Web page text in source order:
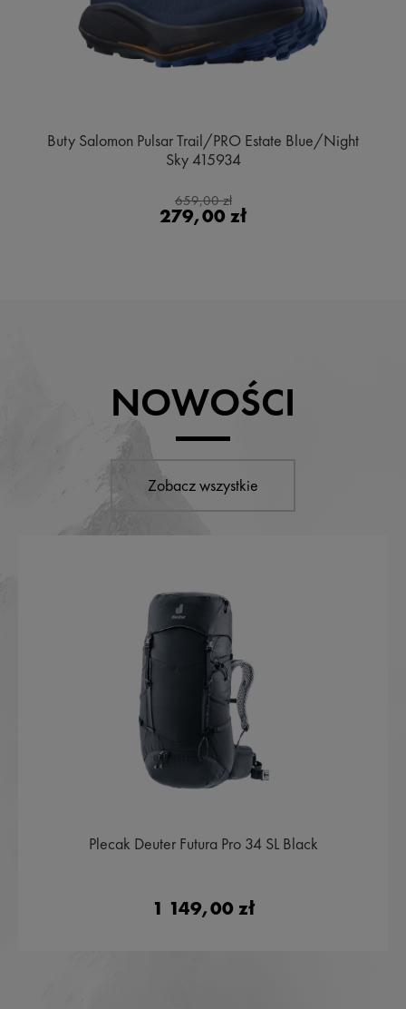
Buty Salomon Pulsar Trail/PRO Estate Blue/Night
Sky 415934
659,00 zł
279,00 zł
NOWOŚCI
Zobacz wszystkie
Plecak Deuter Futura Pro 34 SL Black
1 149,00 zł